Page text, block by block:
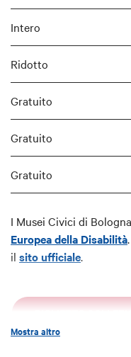
Intero
Ridotto
Gratuito
Gratuito
Gratuito
I Musei Civici di
Europea della Disabilità
il sito ufficiale.
Mostra altro